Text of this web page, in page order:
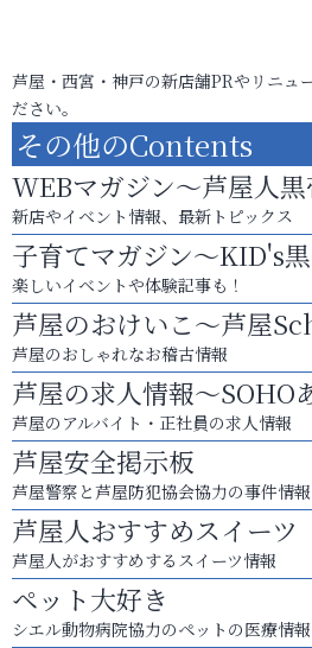
芦屋・西宮・神戸の新店舗PRやリニュ
ださい。
その他のContents
WEBマガジン～芦屋人
新店やイベント情報、最新トピックス
子育てマガジン～KID's
楽しいイベントや体験記事も！
芦屋のおけいこ～芦屋
芦屋のおしゃれなお稽古情報
芦屋の求人情報～SOHO
芦屋のアルバイト・正社員の求人情報
芦屋安全掲示板
芦屋警察と芦屋防犯協会協力の事件情報
芦屋人おすすめスイーツ
芦屋人がおすすめするスイーツ情報
ペット大好き
シエル動物病院協力のペットの医療情報